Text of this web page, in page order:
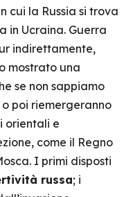
cui la Russia si trova
in Ucraina. Guerra
indirettamente,
mostrato una
se non sappiamo
poi riemergeranno
orientali e
come il Regno
I primi disposti
russa; i